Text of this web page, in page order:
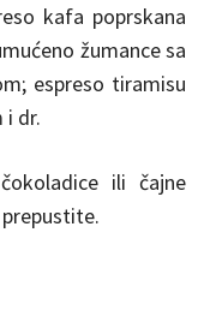
kafa poprskana
žumance sa
espreso tiramisu
i dr.
ili čajne